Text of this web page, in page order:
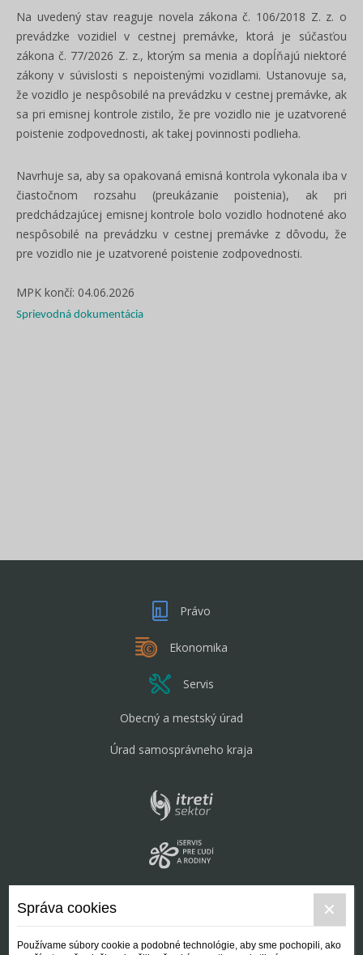
Na uvedený stav reaguje novela zákona č. 106/2018 Z. z. o
prevádzke vozidiel v cestnej premávke, ktorá je súčasťou
zákona č. 77/2026 Z. z., ktorým sa menia a dopĺňajú niektoré
zákony v súvislosti s nepoistenými vozidlami. Ustanovuje sa,
že vozidlo je nespôsobilé na prevádzku v cestnej premávke, ak
sa pri emisnej kontrole zistilo, že pre vozidlo nie je uzatvorené
poistenie zodpovednosti, ak takej povinnosti podlieha.
Navrhuje sa, aby sa opakovaná emisná kontrola vykonala iba v
čiastočnom rozsahu (preukázanie poistenia), ak pri
predchádzajúcej emisnej kontrole bolo vozidlo hodnotené ako
nespôsobilé na prevádzku v cestnej premávke z dôvodu, že
pre vozidlo nie je uzatvorené poistenie zodpovednosti.
MPK končí: 04.06.2026
Sprievodná dokumentácia
Právo
Ekonomika
Servis
Obecný a mestský úrad
Úrad samosprávneho kraja
Správa cookies
Používame súbory cookie a podobné technológie, aby sme pochopili, ako